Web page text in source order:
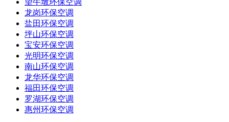
望牛墩环保空调
龙岗环保空调
盐田环保空调
坪山环保空调
宝安环保空调
光明环保空调
南山环保空调
龙华环保空调
福田环保空调
罗湖环保空调
惠州环保空调